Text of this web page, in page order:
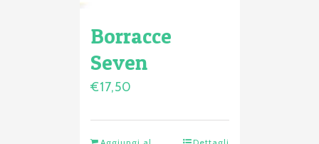
Borracce
Seven
€17,50